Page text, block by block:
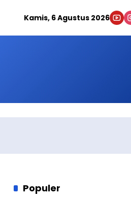
Kamis, 6 Agustus 2026
Populer